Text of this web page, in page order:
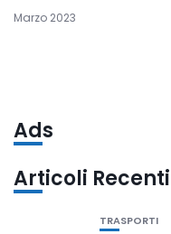
Marzo 2023
Ads
Articoli Recenti
TRASPORTI